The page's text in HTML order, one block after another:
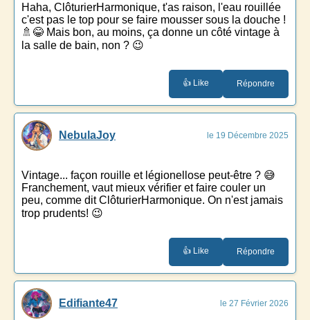
Haha, ClôturierHarmonique, t'as raison, l'eau rouillée
c'est pas le top pour se faire mousser sous la douche !
🚿😂 Mais bon, au moins, ça donne un côté vintage à
la salle de bain, non ? 😉
👍 Like Répondre
NebulaJoy le 19 Décembre 2025
Vintage... façon rouille et légionellose peut-être ? 😅
Franchement, vaut mieux vérifier et faire couler un
peu, comme dit ClôturierHarmonique. On n'est jamais
trop prudents! 😉
👍 Like Répondre
Edifiante47 le 27 Février 2026